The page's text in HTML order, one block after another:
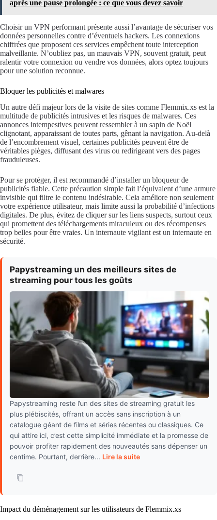
après une pause prolongée : ce que vous devez savoir
Choisir un VPN performant présente aussi l’avantage de sécuriser vos
données personnelles contre d’éventuels hackers. Les connexions
chiffrées que proposent ces services empêchent toute interception
malveillante. N’oubliez pas, un mauvais VPN, souvent gratuit, peut
ralentir votre connexion ou vendre vos données, alors optez toujours
pour une solution reconnue.
Bloquer les publicités et malwares
Un autre défi majeur lors de la visite de sites comme Flemmix.xs est la
multitude de publicités intrusives et les risques de malwares. Ces
annonces intempestives peuvent ressembler à un sapin de Noël
clignotant, apparaissant de toutes parts, gênant la navigation. Au-delà
de l’encombrement visuel, certaines publicités peuvent être de
véritables pièges, diffusant des virus ou redirigeant vers des pages
frauduleuses.
Pour se protéger, il est recommandé d’installer un bloqueur de
publicités fiable. Cette précaution simple fait l’équivalent d’une armure
invisible qui filtre le contenu indésirable. Cela améliore non seulement
votre expérience utilisateur, mais limite aussi la probabilité d’infections
digitales. De plus, évitez de cliquer sur les liens suspects, surtout ceux
qui promettent des téléchargements miraculeux ou des récompenses
trop belles pour être vraies. Un internaute vigilant est un internaute en
sécurité.
Papystreaming un des meilleurs sites de
streaming pour tous les goûts
Papystreaming reste l’un des sites de streaming gratuit les
plus plébiscités, offrant un accès sans inscription à un
catalogue géant de films et séries récentes ou classiques. Ce
qui attire ici, c’est cette simplicité immédiate et la promesse de
pouvoir profiter rapidement des nouveautés sans dépenser un
centime. Pourtant, derrière... Lire la suite
Impact du déménagement sur les utilisateurs de Flemmix.xs